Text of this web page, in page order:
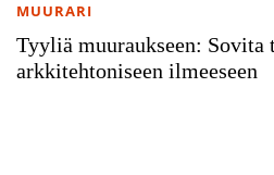
Tyyliä muuraukseen:
arkkitehtoniseen ilmeeseen
MUURARI